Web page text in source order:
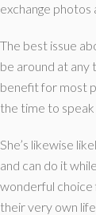
exchange photos
The best issue
be around at any
benefit for most
the time to
She’s likewise
and can do it
wonderful choice
their very own